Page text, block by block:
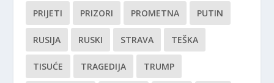
PRIJETI PRIZORI PROMETNA PUTIN
RUSIJA RUSKI STRAVA TEŠKA
TISUĆE TRAGEDIJA TRUMP